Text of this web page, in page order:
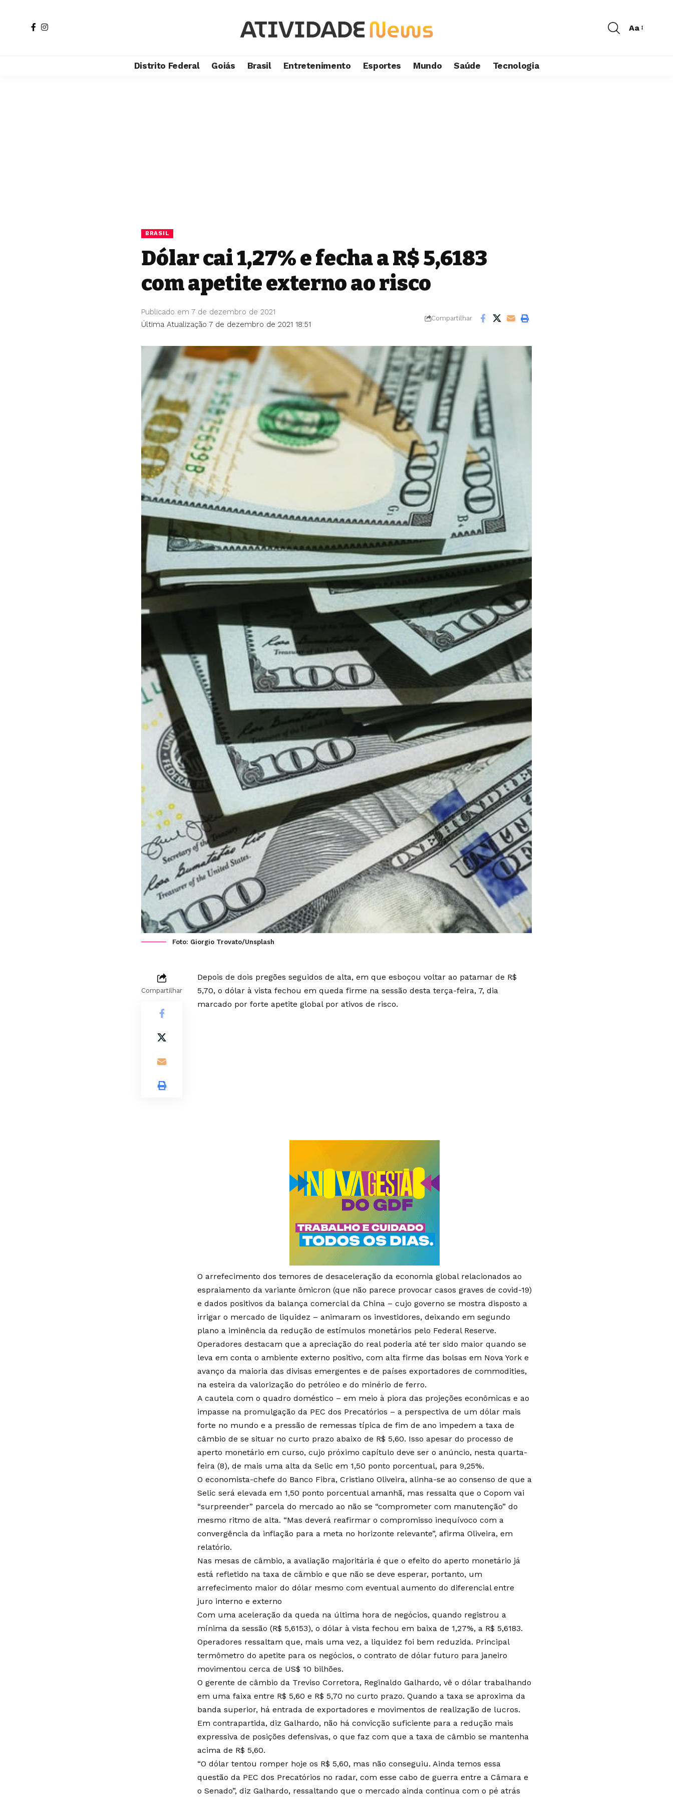
Aa
Distrito Federal Goiás Brasil Entretenimento Esportes Mundo Saúde Tecnologia
BRASIL
Dólar cai 1,27% e fecha a R$ 5,6183
com apetite externo ao risco
Última Atualização 7 de dezembro de 2021 18:51
Publicado em 7 de dezembro de 2021
Compartilhar
Foto: Giorgio Trovato/Unsplash
Compartilhar
Depois de dois pregões seguidos de alta, em que esboçou voltar ao patamar de R$
5,70, o dólar à vista fechou em queda firme na sessão desta terça-feira, 7, dia
marcado por forte apetite global por ativos de risco.
O arrefecimento dos temores de desaceleração da economia global relacionados ao
espraiamento da variante ômicron (que não parece provocar casos graves de covid-19)
e dados positivos da balança comercial da China – cujo governo se mostra disposto a
irrigar o mercado de liquidez – animaram os investidores, deixando em segundo
plano a iminência da redução de estímulos monetários pelo Federal Reserve.
Operadores destacam que a apreciação do real poderia até ter sido maior quando se
leva em conta o ambiente externo positivo, com alta firme das bolsas em Nova York e
avanço da maioria das divisas emergentes e de países exportadores de commodities,
na esteira da valorização do petróleo e do minério de ferro.
A cautela com o quadro doméstico – em meio à piora das projeções econômicas e ao
impasse na promulgação da PEC dos Precatórios – a perspectiva de um dólar mais
forte no mundo e a pressão de remessas típica de fim de ano impedem a taxa de
câmbio de se situar no curto prazo abaixo de R$ 5,60. Isso apesar do processo de
aperto monetário em curso, cujo próximo capítulo deve ser o anúncio, nesta quarta-
feira (8), de mais uma alta da Selic em 1,50 ponto porcentual, para 9,25%.
O economista-chefe do Banco Fibra, Cristiano Oliveira, alinha-se ao consenso de que a
Selic será elevada em 1,50 ponto porcentual amanhã, mas ressalta que o Copom vai
“surpreender” parcela do mercado ao não se “comprometer com manutenção” do
mesmo ritmo de alta. “Mas deverá reafirmar o compromisso inequívoco com a
convergência da inflação para a meta no horizonte relevante”, afirma Oliveira, em
relatório.
Nas mesas de câmbio, a avaliação majoritária é que o efeito do aperto monetário já
está refletido na taxa de câmbio e que não se deve esperar, portanto, um
arrefecimento maior do dólar mesmo com eventual aumento do diferencial entre
juro interno e externo
Com uma aceleração da queda na última hora de negócios, quando registrou a
mínima da sessão (R$ 5,6153), o dólar à vista fechou em baixa de 1,27%, a R$ 5,6183.
Operadores ressaltam que, mais uma vez, a liquidez foi bem reduzida. Principal
termômetro do apetite para os negócios, o contrato de dólar futuro para janeiro
movimentou cerca de US$ 10 bilhões.
O gerente de câmbio da Treviso Corretora, Reginaldo Galhardo, vê o dólar trabalhando
em uma faixa entre R$ 5,60 e R$ 5,70 no curto prazo. Quando a taxa se aproxima da
banda superior, há entrada de exportadores e movimentos de realização de lucros.
Em contrapartida, diz Galhardo, não há convicção suficiente para a redução mais
expressiva de posições defensivas, o que faz com que a taxa de câmbio se mantenha
acima de R$ 5,60.
“O dólar tentou romper hoje os R$ 5,60, mas não conseguiu. Ainda temos essa
questão da PEC dos Precatórios no radar, com esse cabo de guerra entre a Câmara e
o Senado”, diz Galhardo, ressaltando que o mercado ainda continua com o pé atrás